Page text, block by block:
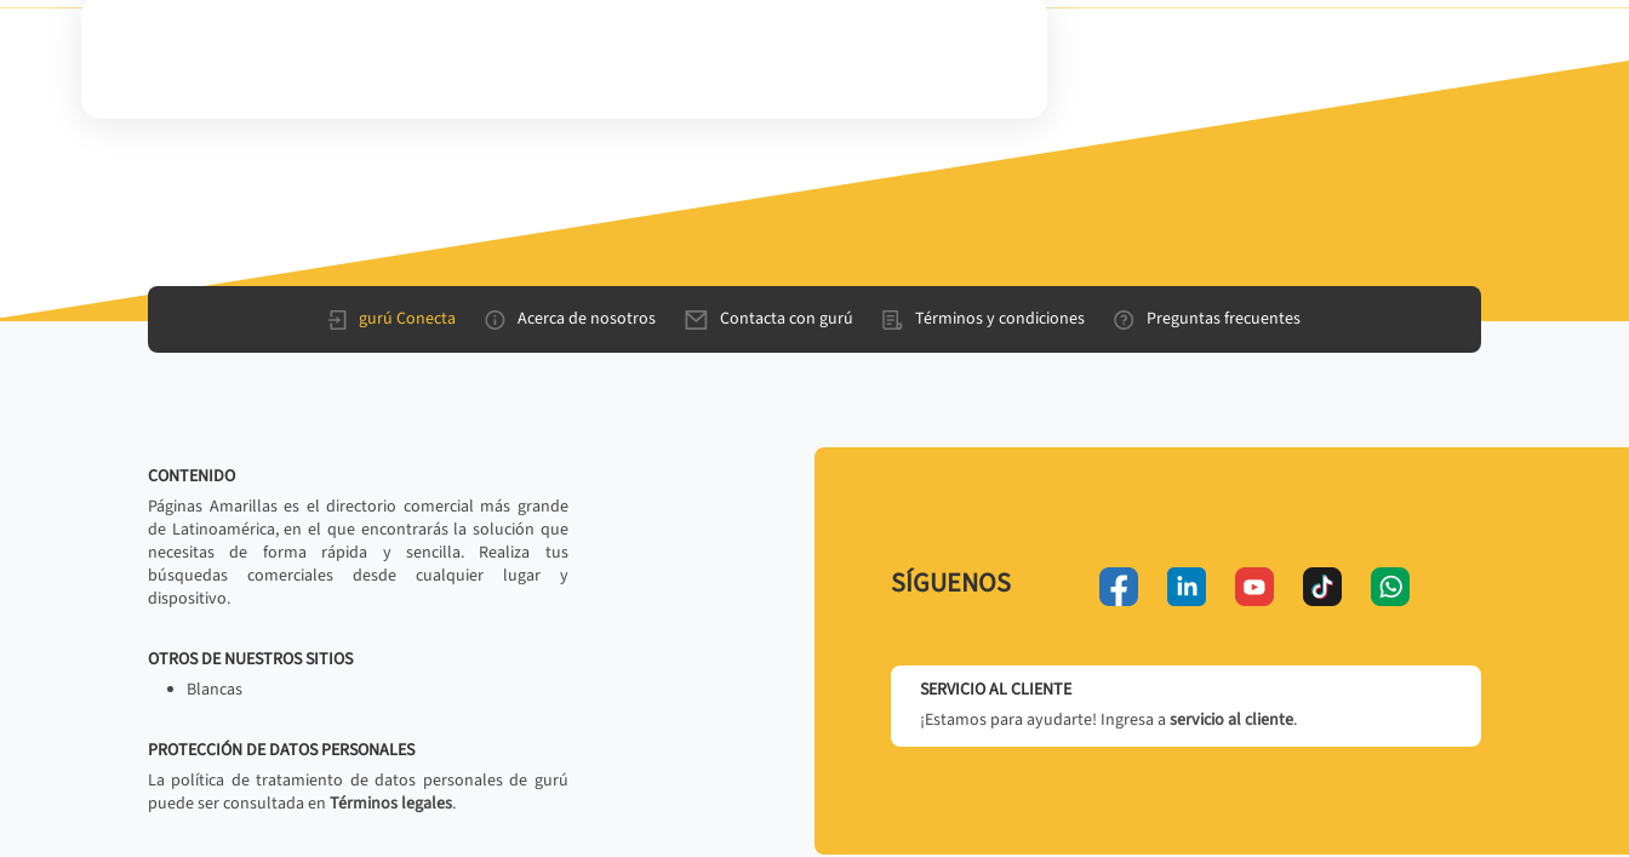
gurú Conecta Acerca de nosotros Contacta con gurú Términos y condiciones Preguntas frecuentes
CONTENIDO
Páginas Amarillas es el directorio comercial más grande
de Latinoamérica, en el que encontrarás la solución que
necesitas de forma rápida y sencilla. Realiza tus
búsquedas comerciales desde cualquier lugar y
dispositivo.
OTROS DE NUESTROS SITIOS
Blancas
PROTECCIÓN DE DATOS PERSONALES
La política de tratamiento de datos personales de gurú
puede ser consultada en Términos legales.
SÍGUENOS
SERVICIO AL CLIENTE
¡Estamos para ayudarte! Ingresa a servicio al cliente.